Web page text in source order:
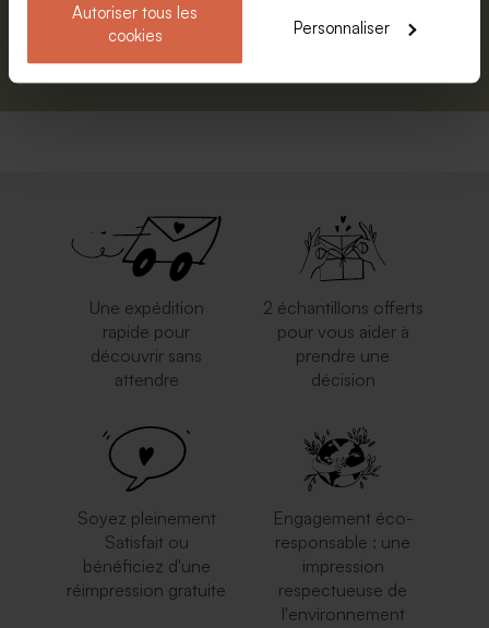
Autoriser tous les
cookies
Personnaliser
Une expédition
rapide pour
découvrir sans
attendre
2 échantillons offerts
pour vous aider à
prendre une
décision
Soyez pleinement
Satisfait ou
bénéficiez d'une
réimpression gratuite
Engagement éco-
responsable : une
impression
respectueuse de
l'environnement